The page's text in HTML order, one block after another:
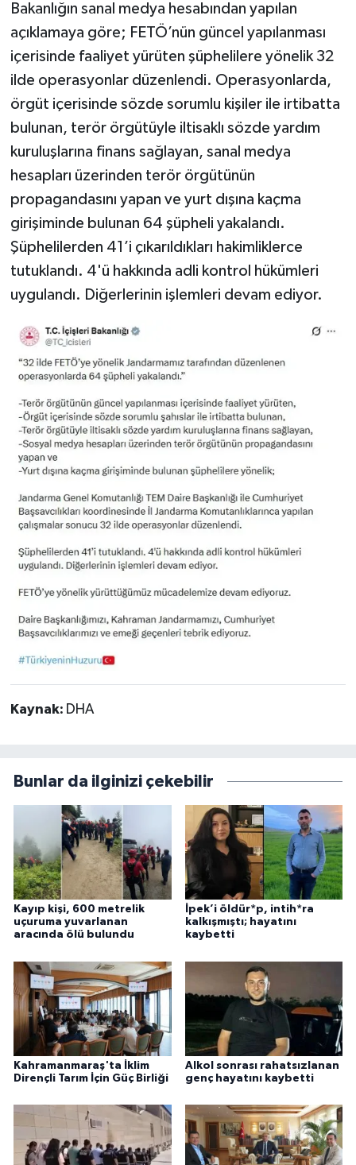
Bakanlığın sanal medya hesabından yapılan
açıklamaya göre; FETÖ’nün güncel yapılanması
içerisinde faaliyet yürüten şüphelilere yönelik 32
ilde operasyonlar düzenlendi. Operasyonlarda,
örgüt içerisinde sözde sorumlu kişiler ile irtibatta
bulunan, terör örgütüyle iltisaklı sözde yardım
kuruluşlarına finans sağlayan, sanal medya
hesapları üzerinden terör örgütünün
propagandasını yapan ve yurt dışına kaçma
girişiminde bulunan 64 şüpheli yakalandı.
Şüphelilerden 41’i çıkarıldıkları hakimliklerce
tutuklandı. 4'ü hakkında adli kontrol hükümleri
uygulandı. Diğerlerinin işlemleri devam ediyor.
Kaynak: DHA
Bunlar da ilginizi çekebilir
Kayıp kişi, 600 metrelik
uçuruma yuvarlanan
aracında ölü bulundu
İpek’i öldür*p, intih*ra
kalkışmıştı; hayatını
kaybetti
Kahramanmaraş'ta İklim
Dirençli Tarım İçin Güç Birliği
Alkol sonrası rahatsızlanan
genç hayatını kaybetti